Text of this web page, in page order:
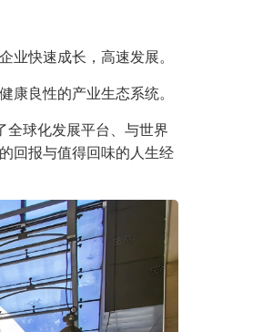
快速成长，高速发展。
良性的产业生态系统。
全球化发展平台、与世界
回报与值得回味的人生经